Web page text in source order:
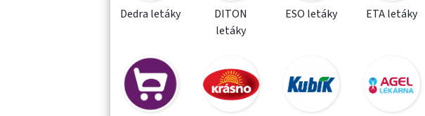
Dedra letáky
DITON
letáky
ESO letáky ETA letáky